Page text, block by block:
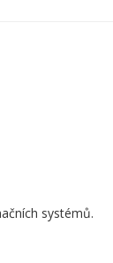
systémů.